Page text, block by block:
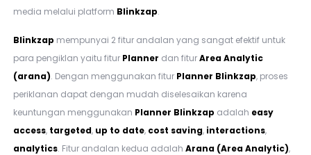
media melalui platform Blinkzap.
Blinkzap mempunyai 2 fitur andalan yang sangat efektif untuk
para pengiklan yaitu fitur Planner dan fiturArea Analytic
(arana). Dengan menggunakan fitur Planner Blinkzap, proses
periklanan dapat dengan mudah diselesaikan karena
keuntungan menggunakan Planner Blinkzap adalah easy
access, targeted, up to date, cost saving, interactions,
analytics. Fitur andalan kedua adalahArana (Area Analytic),